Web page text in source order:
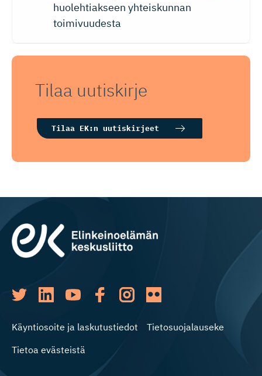
huolehtiakseen yhteiskunnan
toimivuudesta
Tilaa uutiskirje
Tilaa EK:n uutiskirjeet
Käyntiosoite ja laskutustiedot
Tietosuojalauseke
Tietoa evästeistä